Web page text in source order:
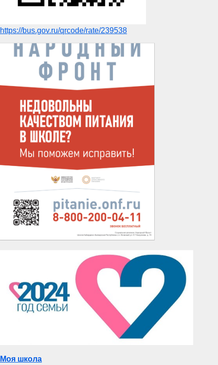
https://bus.gov.ru/qrcode/rate/239538
Моя школа